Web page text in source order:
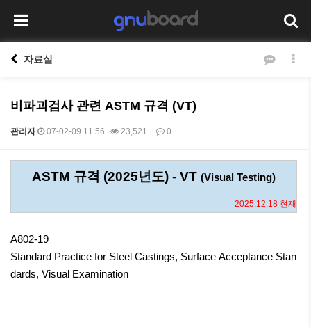
자료실
비파괴검사 관련 ASTM 규격 (VT)
관리자 07-02-09 11:56 23,521 0
ASTM 규격 (2025년도) - VT (Visual Testing)
2025.12.18 현재
A802-19
Standard Practice for Steel Castings, Surface Acceptance Stan
dards, Visual Examination